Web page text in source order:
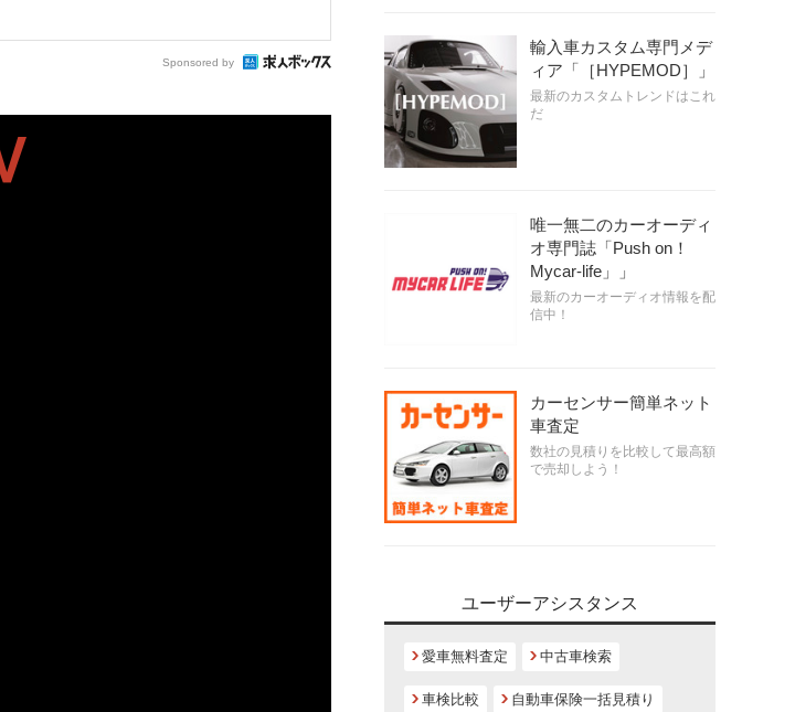
Sponsored by
輸入車カスタム専門メデ
ィア「［HYPEMOD］」
最新のカスタムトレンドはこれ
だ
唯一無二のカーオーディ
オ専門誌「Push on！
Mycar-life」」
最新のカーオーディオ情報を配
信中！
カーセンサー簡単ネット
車査定
数社の見積りを比較して最高額
で売却しよう！
ユーザーアシスタンス
愛車無料査定 中古車検索
車検比較 自動車保険一括見積り